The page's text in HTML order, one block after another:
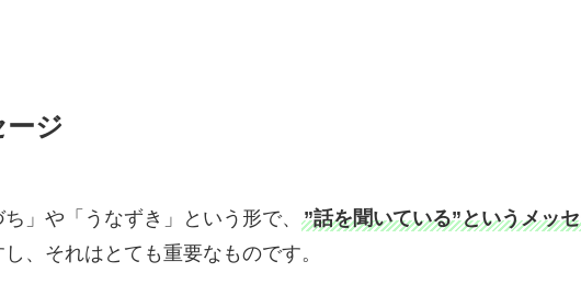
ジ
」や「うなずき」という形で、 ”話を聞いている”というメッ
、それはとても重要なものです。